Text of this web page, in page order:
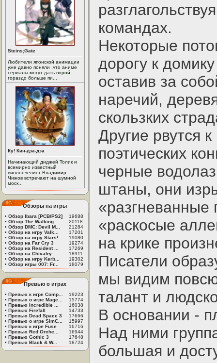
Steins;Gate
Любители японской анимации
уже давно поняли ,что аниме
сериалы могут дать порой
гораздо больше пи...
Ку! Кин-дза-дза
Начинающий диджей Толик и
всемирно известный
виолончелист Владимир
Чижов встречают на шумной
моск...
Обзоры на игры
• Обзор Ibara [PCB/PS2]
19688
• Обзор The Walking ...
20118
• Обзор DMC: Devil M...
21284
• Обзор на игру Valk...
17201
• Обзор на игру Stars!
19080
• Обзор на Far Cry 3
19274
• Обзор на Resident ...
17269
• Обзор на Chivalry:...
18911
• Обзор на игру Kerb...
19302
• Обзор игры 007: Fr... 18079
Превью о играх
• Превью к игре Comp...
19223
• Превью о игре Mage...
15774
• Превью Incredible ...
16038
• Превью Firefall
14733
• Превью Dead Space 3
17666
• Превью о игре SimC...
15997
• Превью к игре Fuse
16716
• Превью Red Orche...
16944
• Превью Gothic 3
17648
• Превью Black & W... 18724
командах.
Некоторые
дорогу к
оставив за
наречий,
скользких
Другие рвутся
поэтических
черные
штаны, они
«разгневанные
«раскосые
на крике
Писатели
мы видим
талант и
В основании -
Над ними
большая и